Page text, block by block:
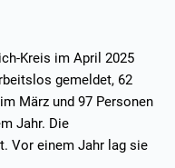
Kreis im April 2025
gemeldet, 62
März und 97 Personen
Jahr. Die
Vor einem Jahr lag sie